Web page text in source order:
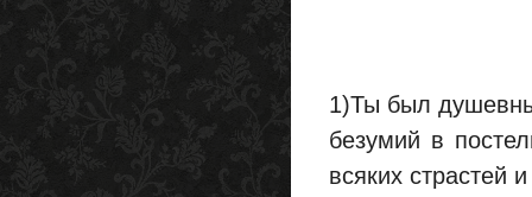
1)Ты был
безумий в
всяких страстей